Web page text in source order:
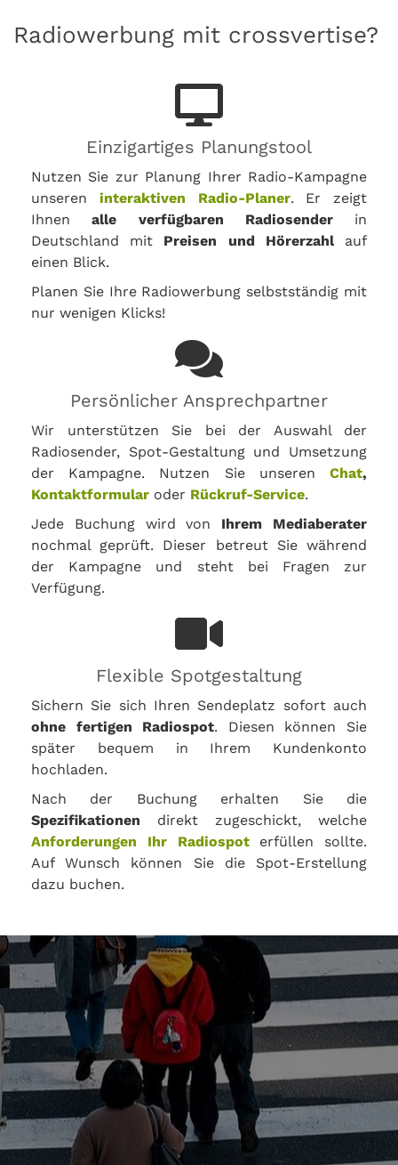
Radiowerbung mit crossvertise?
Einzigartiges Planungstool
Nutzen Sie zur Planung Ihrer Radio-Kampagne
unseren interaktiven Radio-Planer. Er zeigt
Ihnenalle verfügbaren Radiosenderin
Deutschland mit Preisen und Hörerzahlauf
einen Blick.
Planen Sie Ihre Radiowerbung selbstständig mit
nur wenigen Klicks!
Persönlicher Ansprechpartner
Wir unterstützen Sie bei der Auswahl der
Radiosender, Spot-Gestaltung und Umsetzung
der Kampagne. Nutzen Sie unseren Chat,
Kontaktformular oder Rückruf-Service.
Jede Buchung wird von Ihrem Mediaberater
nochmal geprüft. Dieser betreut Sie während
der Kampagne und steht bei Fragen zur
Verfügung.
Flexible Spotgestaltung
Sichern Sie sich Ihren Sendeplatz sofort auch
ohne fertigen Radiospot. Diesen können Sie
später bequem in Ihrem Kundenkonto
hochladen.
Nach der Buchung erhalten Sie die
Spezifikationen direkt zugeschickt, welche
Anforderungen Ihr Radiospoterfüllen sollte.
Auf Wunsch können Sie die Spot-Erstellung
dazu buchen.